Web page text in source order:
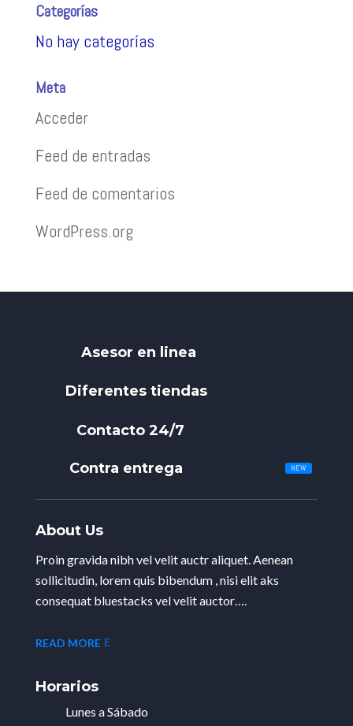
Categorías
No hay categorías
Meta
Acceder
Feed de entradas
Feed de comentarios
WordPress.org
Asesor en linea
Diferentes tiendas
Contacto 24/7
Contra entrega
About Us
Proin gravida nibh vel velit auctr aliquet. Aenean
sollicitudin, lorem quis bibendum , nisi elit aks
consequat bluestacks vel velit auctor….
READ MORE
Horarios
Lunes a Sábado